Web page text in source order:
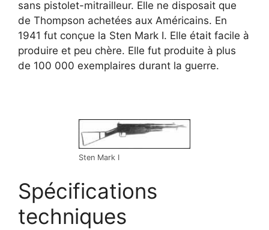
sans pistolet-mitrailleur. Elle ne disposait que
de Thompson achetées aux Américains. En
1941 fut conçue la Sten Mark I. Elle était facile à
produire et peu chère. Elle fut produite à plus
de 100 000 exemplaires durant la guerre.
Sten Mark I
Spécifications
techniques